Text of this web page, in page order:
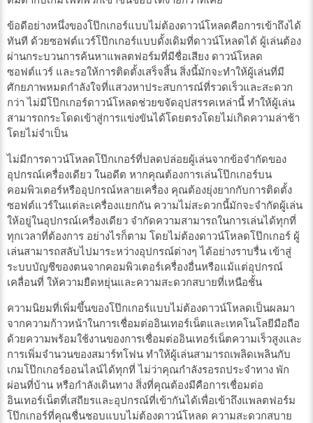
ข้อดีอย่างหนึ่งของโป๊กเกอร์แบบไม่ต้องดาวน์โหลดคือการเข้าถึงได้
ทันที ด้วยซอฟต์แวร์โป๊กเกอร์แบบดั้งเดิมที่ดาวน์โหลดได้ ผู้เล่นต้อง
ผ่านกระบวนการค้นหาแพลตฟอร์มที่มีชื่อเสียง ดาวน์โหลด
ซอฟต์แวร์ และรอให้การติดตั้งเสร็จสิ้น สิ่งนี้มักจะทำให้ผู้เล่นที่มี
ศักยภาพหมดกำลังใจที่แสวงหาประสบการณ์ที่รวดเร็วและสะดวก
กว่า ไม่มีโป๊กเกอร์ดาวน์โหลดช่วยขจัดอุปสรรคเหล่านี้ ทำให้ผู้เล่น
สามารถกระโดดเข้าสู่การแข่งขันได้โดยตรงโดยไม่เกิดความล่าช้า
โดยไม่จำเป็น
ไม่มีการดาวน์โหลดโป๊กเกอร์ที่ปลดปล่อยผู้เล่นจากข้อจำกัดของ
อุปกรณ์เครื่องเดียว ในอดีต หากคุณต้องการเล่นโป๊กเกอร์บน
คอมพิวเตอร์หรืออุปกรณ์หลายเครื่อง คุณต้องยุ่งยากกับการติดตั้ง
ซอฟต์แวร์ในแต่ละเครื่องแยกกัน ความไม่สะดวกนี้มักจะจำกัดผู้เล่น
ให้อยู่ในอุปกรณ์เครื่องเดียว จำกัดความสามารถในการเล่นได้ทุกที่
ทุกเวลาที่ต้องการ อย่างไรก็ตาม โดยไม่ต้องดาวน์โหลดโป๊กเกอร์ ผู้
เล่นสามารถสลับไปมาระหว่างอุปกรณ์ต่างๆ ได้อย่างราบรื่น เข้าสู่
ระบบบัญชีของตนจากคอมพิวเตอร์เครื่องอื่นหรือแม้แต่อุปกรณ์
เคลื่อนที่ ให้ความยืดหยุ่นและความสะดวกสบายที่เหนือชั้น
ความนิยมที่เพิ่มขึ้นของโป๊กเกอร์แบบไม่ต้องดาวน์โหลดเป็นผลมา
จากความก้าวหน้าในการเชื่อมต่ออินเทอร์เน็ตและเทคโนโลยีมือถือ
ด้วยความพร้อมใช้งานของการเชื่อมต่ออินเทอร์เน็ตความเร็วสูงและ
การเพิ่มจำนวนของสมาร์ทโฟน ทำให้ผู้เล่นสามารถเพลิดเพลินกับ
เกมโป๊กเกอร์ออนไลน์ได้ทุกที่ ไม่ว่าคุณกำลังรอรถประจำทาง พัก
ผ่อนที่บ้าน หรือกำลังเดินทาง สิ่งที่คุณต้องมีคือการเชื่อมต่อ
อินเทอร์เน็ตที่เสถียรและอุปกรณ์ที่เข้ากันได้เพื่อเข้าถึงแพลตฟอร์ม
โป๊กเกอร์ที่คุณชื่นชอบแบบไม่ต้องดาวน์โหลด ความสะดวกสบาย